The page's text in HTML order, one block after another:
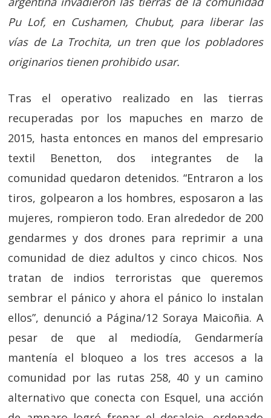
Pu Lof, en Cushamen, Chubut, para liberar las
vías de La Trochita, un tren que los pobladores
originarios tienen prohibido usar.
Tras el operativo realizado en las tierras
recuperadas por los mapuches en marzo de
2015, hasta entonces en manos del empresario
textil Benetton, dos integrantes de la
comunidad quedaron detenidos. “Entraron a los
tiros, golpearon a los hombres, esposaron a las
mujeres, rompieron todo. Eran alrededor de 200
gendarmes y dos drones para reprimir a una
comunidad de diez adultos y cinco chicos. Nos
tratan de indios terroristas que queremos
sembrar el pánico y ahora el pánico lo instalan
ellos”, denunció a Página/12 Soraya Maicoñia. A
pesar de que al mediodía, Gendarmería
mantenía el bloqueo a los tres accesos a la
comunidad por las rutas 258, 40 y un camino
alternativo que conecta con Esquel, una acción